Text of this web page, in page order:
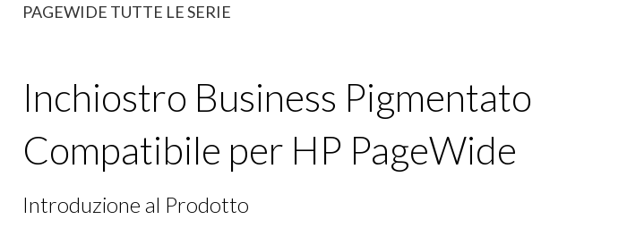
PAGEWIDE TUTTE LE SERIE
Inchiostro Business Pigmentato
Compatibile per HP PageWide
Introduzione al Prodotto